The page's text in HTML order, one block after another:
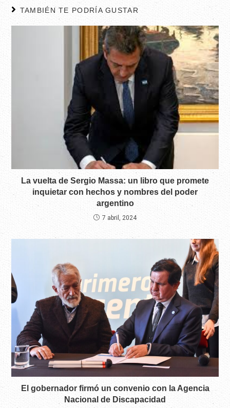
TAMBIÉN TE PODRÍA GUSTAR
La vuelta de Sergio Massa: un libro que promete
inquietar con hechos y nombres del poder
argentino
7 abril, 2024
El gobernador firmó un convenio con la Agencia
Nacional de Discapacidad